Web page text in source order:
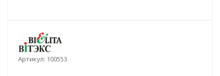
Артикул: 100553